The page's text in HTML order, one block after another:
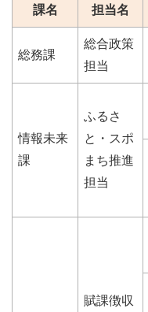
課名 担当名
総務課
総合政策
担当
情報未来
課
ふるさ
と・スポ
まち推進
担当
賦課徴収